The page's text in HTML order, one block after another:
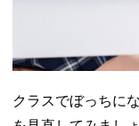
クラスでぼっちに